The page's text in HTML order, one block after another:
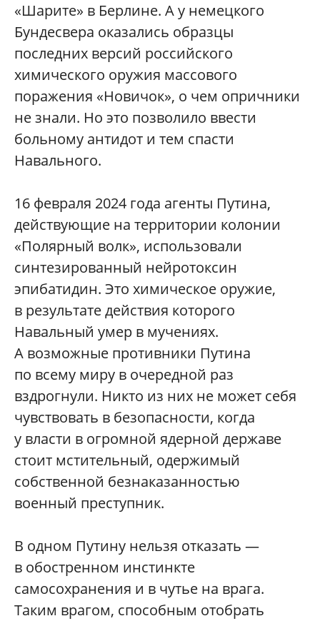
«Шарите» в Берлине. А у немецкого
Бундесвера оказались образцы
последних версий российского
химического оружия массового
поражения «Новичок», о чем опричники
не знали. Но это позволило ввести
больному антидот и тем спасти
Навального.
16 февраля 2024 года агенты Путина,
действующие на территории колонии
«Полярный волк», использовали
синтезированный нейротоксин
эпибатидин. Это химическое оружие,
в результате действия которого
Навальный умер в мучениях.
А возможные противники Путина
по всему миру в очередной раз
вздрогнули. Никто из них не может себя
чувствовать в безопасности, когда
у власти в огромной ядерной державе
стоит мстительный, одержимый
собственной безнаказанностью
военный преступник.
В одном Путину нельзя отказать —
в обостренном инстинкте
самосохранения и в чутье на врага.
Таким врагом, способным отобрать